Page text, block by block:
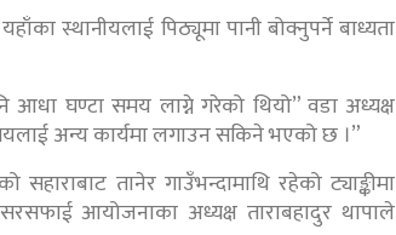
स्थानीयलाई पिठ्यूमा पानी बोक्नुपर्ने बाध्यता
आधा घण्टा समय लाग्ने गरेको थियो” वडा अध्यक्ष
अन्य कार्यमा लगाउन सकिने भएको छ ।”
तानेर गाउँभन्दामाथि रहेको ट्याङ्कीमा
आयोजनाका अध्यक्ष ताराबहादुर थापाले